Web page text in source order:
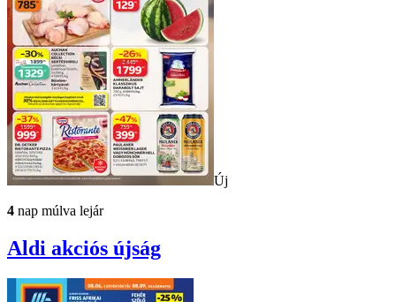
Új
4 nap múlva lejár
Aldi akciós újság